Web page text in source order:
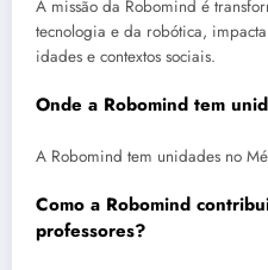
A missão da Robomind é
tecnologia e da robótica,
idades e contextos sociais.
Onde a Robomind tem
A Robomind tem unidades no
Como a Robomind
professores?